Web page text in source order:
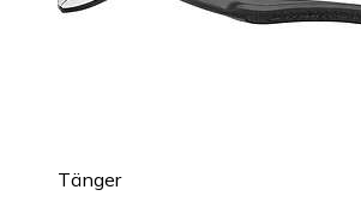
Tänger